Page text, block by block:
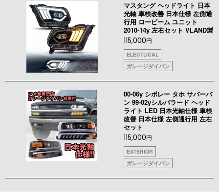
マスタング ヘッドライト 日本
光軸 車検改善 日本仕様 左側通
行用 ロービーム ユニット
2010-14y 左右セット VLAND製
115,000円
ELECTLICAL
ガレージダイバン
00-06y シボレー タホ サバーバ
ン 99-02yシルバラード ヘッド
ライト LED 日本光軸仕様 車検
改善 日本仕様 左側通行用 左右
セット
115,000円
EXTERIOR
ガレージダイバン